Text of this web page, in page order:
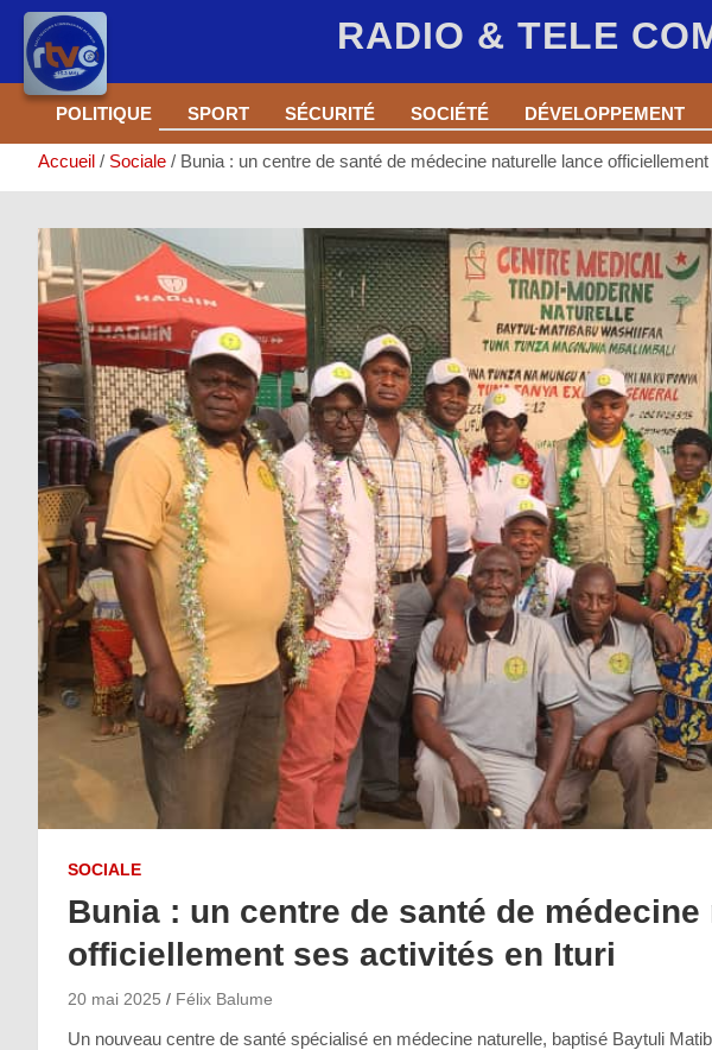
RADIO & TELE
Aller
contenu
POLITIQUE SPORT SÉCURITÉ SOCIÉTÉ DÉVELOPPEMENT
Accueil Sociale Bunia : un centre de santé de médecine naturelle lance
SOCIALE
Bunia : un centre de santé de
officiellement ses activités en Ituri
20 mai 2025 Félix Balume
Un nouveau centre de santé spécialisé en médecine naturelle, baptisé Baytuli